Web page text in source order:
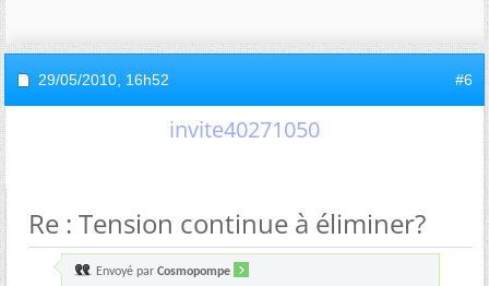
29/05/2010, 16h52 #6
invite40271050
Re : Tension continue à éliminer?
Envoyé par Cosmopompe